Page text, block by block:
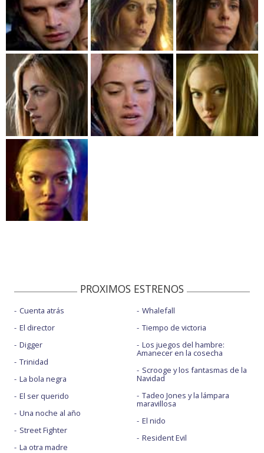
PROXIMOS ESTRENOS
Cuenta atrás
El director
Digger
Trinidad
La bola negra
El ser querido
Una noche al año
Street Fighter
La otra madre
Whalefall
Tiempo de victoria
Los juegos del hambre:
Amanecer en la cosecha
Scrooge y los fantasmas de la
Navidad
Tadeo Jones y la lámpara
maravillosa
El nido
Resident Evil